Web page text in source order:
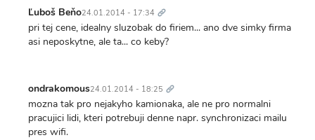
Ľuboš Beňo24.01.2014 - 17:34 odkaz
pri tej cene, idealny sluzobak do firiem... ano dve simky firma
asi neposkytne, ale ta... co keby?
ondrakomous24.01.2014 - 18:25 odkaz
mozna tak pro nejakyho kamionaka, ale ne pro normalni
pracujici lidi, kteri potrebuji denne napr. synchronizaci mailu
pres wifi.